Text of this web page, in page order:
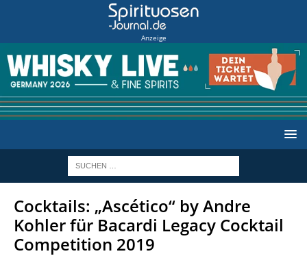
Anzeige
Cocktails: „Ascético“ by Andre
Kohler für Bacardi Legacy Cocktail
Competition 2019